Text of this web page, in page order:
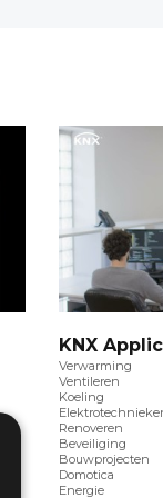
KNX
Verwarming
Ventileren
Koeling
Renoveren
Beveiliging
Bouwprojecten
Domotica
Energie